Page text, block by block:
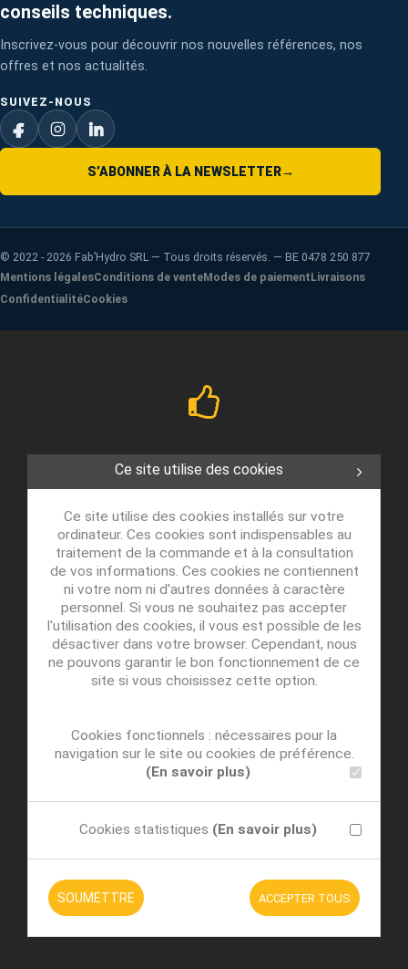
conseils techniques.
Inscrivez-vous pour découvrir nos nouvelles références, nos
offres et nos actualités.
SUIVEZ-NOUS
S’ABONNER À LA NEWSLETTER→
© 2022 - 2026 Fab’Hydro SRL — Tous droits réservés. — BE 0478 250 877
Mentions légalesConditions de venteModes de paiementLivraisons
ConfidentialitéCookies
Ce site utilise des cookies
Ce site utilise des cookies installés sur votre
ordinateur. Ces cookies sont indispensables au
traitement de la commande et à la consultation
de vos informations. Ces cookies ne contiennent
ni votre nom ni d'autres données à caractère
personnel. Si vous ne souhaitez pas accepter
l'utilisation des cookies, il vous est possible de les
désactiver dans votre browser. Cependant, nous
ne pouvons garantir le bon fonctionnement de ce
site si vous choisissez cette option.
Cookies fonctionnels : nécessaires pour la
navigation sur le site ou cookies de préférence.
(En savoir plus)
Cookies statistiques (En savoir plus)
SOUMETTRE ACCEPTER TOUS